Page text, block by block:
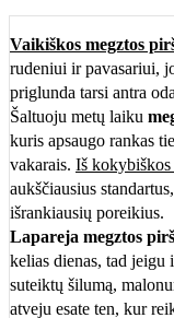
Vaikiškos megztos
rudeniui ir pavasariui,
priglunda tarsi antra
Šaltuoju metų laiku
kuris apsaugo rankas
vakarais. Iš kokybiškos
aukščiausius
išrankiausių poreikius.
Lapareja megztos
kelias dienas, tad jeigu
suteiktų šilumą,
atveju esate ten, kur